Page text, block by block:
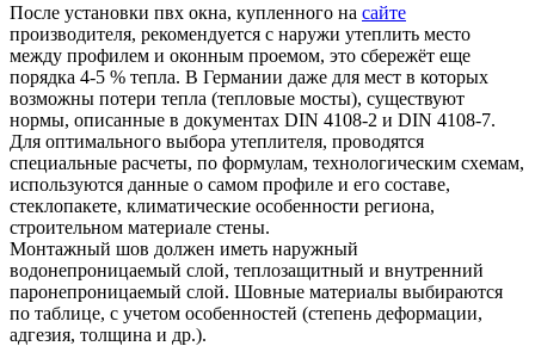
После установки пвх окна, купленного на сайте
производителя, рекомендуется с наружи утеплить место
между профилем и оконным проемом, это сбережёт еще
порядка 4-5 % тепла. В Германии даже для мест в которых
возможны потери тепла (тепловые мосты), существуют
нормы, описанные в документах DIN 4108-2 и DIN 4108-7.
Для оптимального выбора утеплителя, проводятся
специальные расчеты, по формулам, технологическим схемам,
используются данные о самом профиле и его составе,
стеклопакете, климатические особенности региона,
строительном материале стены.
Монтажный шов должен иметь наружный
водонепроницаемый слой, теплозащитный и внутренний
паронепроницаемый слой. Шовные материалы выбираются
по таблице, с учетом особенностей (степень деформации,
адгезия, толщина и др.).